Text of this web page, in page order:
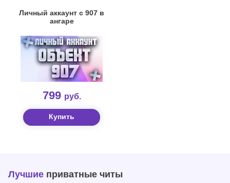
Личный аккаунт с 907 в
ангаре
799 руб.
Купить
Лучшие приватные читы